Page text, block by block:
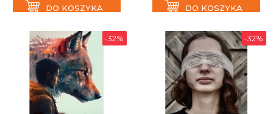
DO KOSZYKA DO KOSZYKA
-32% -32%